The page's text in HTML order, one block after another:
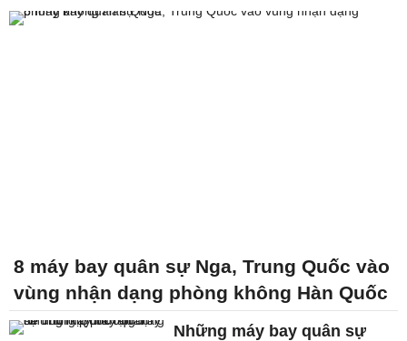
8 máy bay quân sự Nga, Trung Quốc vào
vùng nhận dạng phòng không Hàn Quốc
Những máy bay quân sự